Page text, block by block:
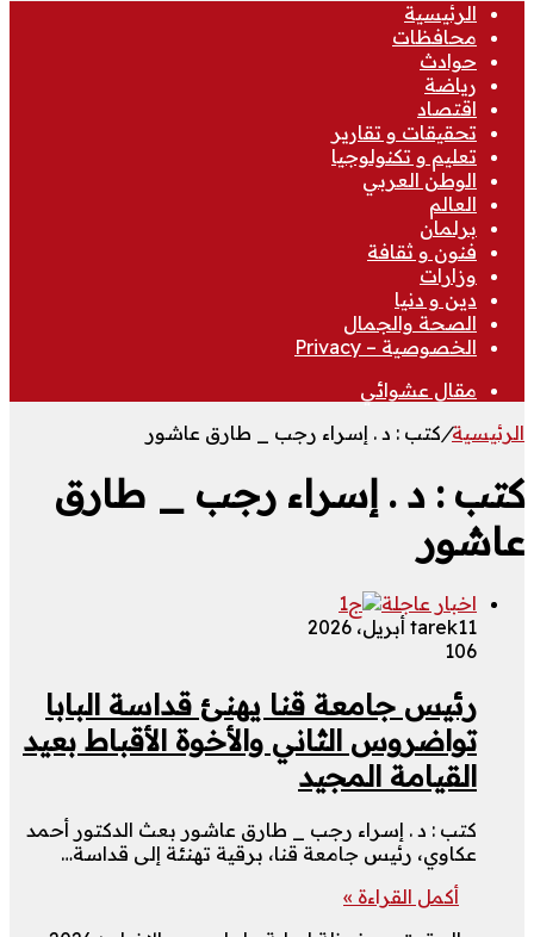
الرئيسية
محافظات
حوادث
رياضة
اقتصاد
تحقيقات و تقارير
تعليم و تكنولوجيا
الوطن العربي
العالم
برلمان
فنون و ثقافة
وزارات
دين و دنيا
الصحة والجمال
الخصوصية – Privacy
مقال عشوائي
الرئيسية/كتب : د . إسراء رجب _ طارق عاشور
كتب : د . إسراء رجب _ طارق
عاشور
اخبار عاجلة
tarek11 أبريل، 2026
106
رئيس جامعة قنا يهنئ قداسة البابا
تواضروس الثاني والأخوة الأقباط بعيد
القيامة المجيد
كتب : د . إسراء رجب _ طارق عاشور بعث الدكتور أحمد
عكاوي، رئيس جامعة قنا، برقية تهنئة إلى قداسة…
أكمل القراءة »